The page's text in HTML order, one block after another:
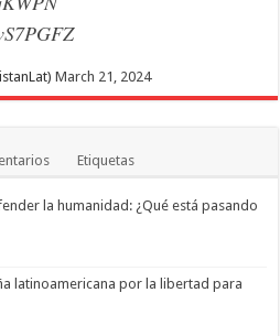
March 21, 2024
Etiquetas
la humanidad: ¿Qué está pasando
latinoamericana por la libertad para